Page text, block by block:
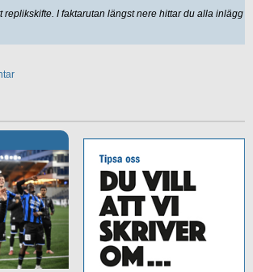
replikskifte. I faktarutan längst nere hittar du alla inlägg i